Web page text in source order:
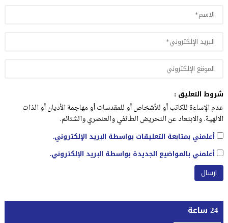
شروط التعليق :
عدم الإساءة للكاتب أو للأشخاص أو للمقدسات أو مهاجمة الأديان أو الذات
الالهية. والابتعاد عن التحريض الطائفي والعنصري والشتائم.
أعلمني بمتابعة التعليقات بواسطة البريد الإلكتروني.
أعلمني بالمواضيع الجديدة بواسطة البريد الإلكتروني.
24 ساعة